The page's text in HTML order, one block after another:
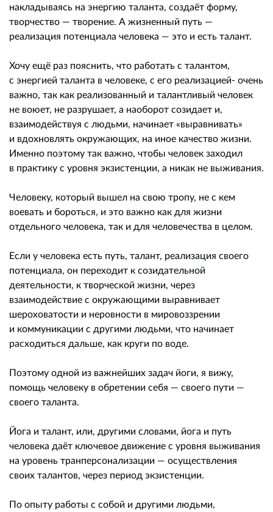
накладываясь на энергию таланта, создаёт форму,
творчество — творение. А жизненный путь —
реализация потенциала человека — это и есть талант.
Хочу ещё раз пояснить, что работать с талантом,
с энергией таланта в человеке, с его реализацией- очень
важно, так как реализованный и талантливый человек
не воюет, не разрушает, а наоборот созидает и,
взаимодействуя с людьми, начинает «выравнивать»
и вдохновлять окружающих, на иное качество жизни.
Именно поэтому так важно, чтобы человек заходил
в практику с уровня экзистенции, а никак не выживания.
Человеку, который вышел на свою тропу, не с кем
воевать и бороться, и это важно как для жизни
отдельного человека, так и для человечества в целом.
Если у человека есть путь, талант, реализация своего
потенциала, он переходит к созидательной
деятельности, к творческой жизни, через
взаимодействие с окружающими выравнивает
шероховатости и неровности в мировоззрении
и коммуникации с другими людьми, что начинает
расходиться дальше, как круги по воде.
Поэтому одной из важнейших задач йоги, я вижу,
помощь человеку в обретении себя — своего пути —
своего таланта.
Йога и талант, или, другими словами, йога и путь
человека даёт ключевое движение с уровня выживания
на уровень транперсонализации — осуществления
своих талантов, через период экзистенции.
По опыту работы с собой и другими людьми,